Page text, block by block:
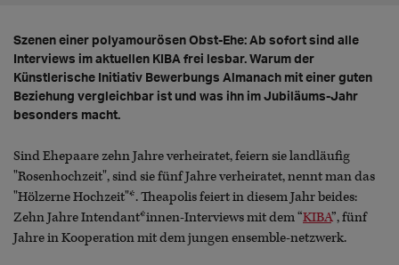
Szenen einer polyamourösen Obst-Ehe: Ab sofort sind alle
Interviews im aktuellen KIBA frei lesbar. Warum der
Künstlerische Initiativ Bewerbungs Almanach mit einer guten
Beziehung vergleichbar ist und was ihn im Jubiläums-Jahr
besonders macht.
Sind Ehepaare zehn Jahre verheiratet, feiern sie landläufig
"Rosenhochzeit", sind sie fünf Jahre verheiratet, nennt man das
"Hölzerne Hochzeit"*. Theapolis feiert in diesem Jahr beides:
Zehn Jahre Intendant*innen-Interviews mit dem “KIBA”, fünf
Jahre in Kooperation mit dem jungen ensemble-netzwerk.